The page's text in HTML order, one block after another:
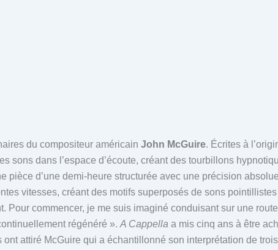
du compositeur américain John McGuire. Écrites à
sons dans l’espace d’écoute, créant des tourbillons
pièce d’une demi-heure structurée avec une précision
vitesses, créant des motifs superposés de sons
Pour commencer, je me suis imaginé conduisant sur une
régénéré ». A Cappella a mis cinq ans à être
attiré McGuire qui a échantillonné son interprétation de